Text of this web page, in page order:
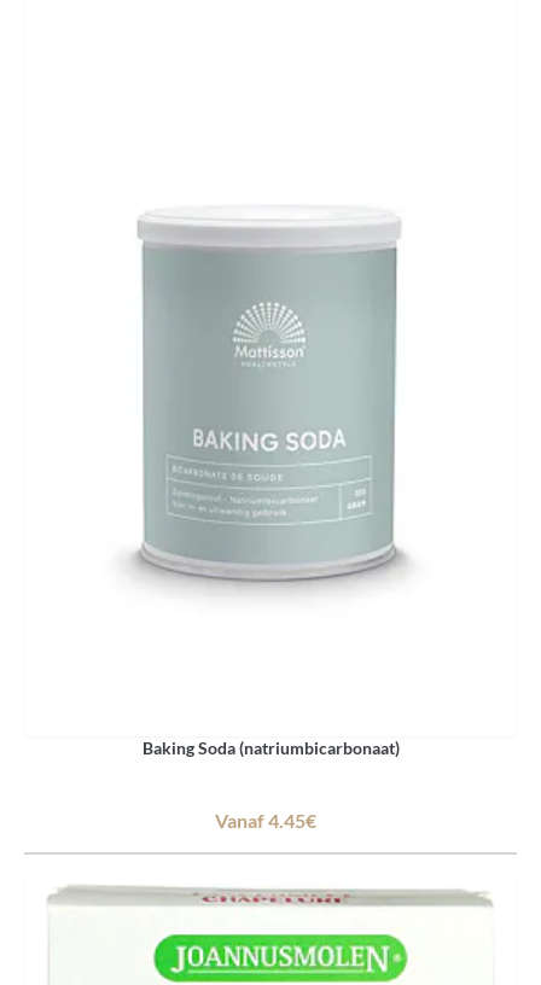
Baking Soda (natriumbicarbonaat)
Vanaf 4.45€